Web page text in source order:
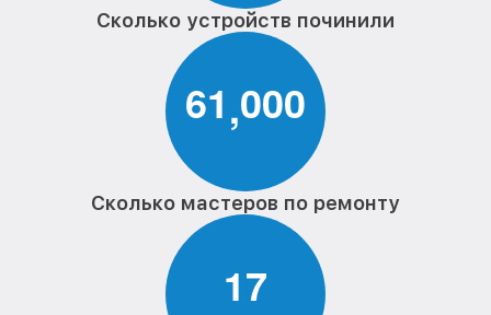
Сколько устройств починили
61,000
Сколько мастеров по ремонту
17